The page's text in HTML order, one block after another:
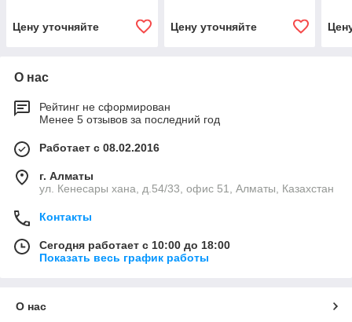
Цену уточняйте Цену уточняйте
О нас
Рейтинг не сформирован
Менее 5 отзывов за последний год
Работает с 08.02.2016
г. Алматы
ул. Кенесары хана, д.54/33, офис 51, Алматы, Казахстан
Контакты
Сегодня работает с 10:00 до 18:00
Показать весь график работы
О нас